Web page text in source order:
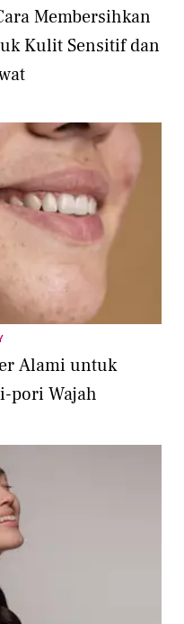
Membersihkan
Kulit Sensitif dan
Alami untuk
pori Wajah